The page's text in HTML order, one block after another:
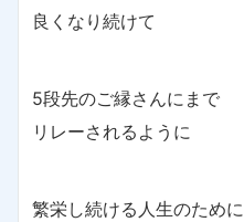
良くなり続けて
5段先のご縁さんにまで
リレーされるように
繁栄し続ける人生のために